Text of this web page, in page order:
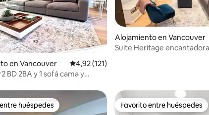
de 5. 305 evaluaciones
en Vancouver Calificación promedio: 4,92 de 5. 121
4,92 (121)
BD 2BA y 1 sofá cama y
Alojamiento en Vancouver
Suite Heritage
huéspedes
huéspedes Favorito entre huéspedes
Favorito entre huéspedes